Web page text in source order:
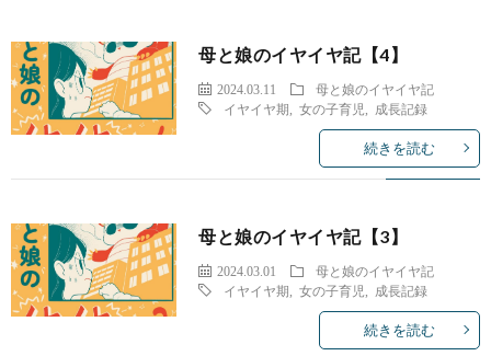
母と娘のイヤイヤ記【4】
2024.03.11
母と娘のイヤイヤ記
イヤイヤ期
,女の子育児 成長記録
続きを読む
母と娘のイヤイヤ記【3】
2024.03.01
母と娘のイヤイヤ記
イヤイヤ期
,女の子育児 成長記録
続きを読む